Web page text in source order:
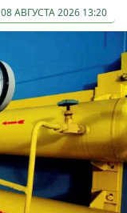
08 АВГУСТА 2026 13:20